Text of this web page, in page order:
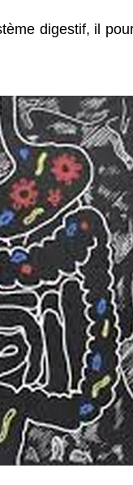
digestif, il